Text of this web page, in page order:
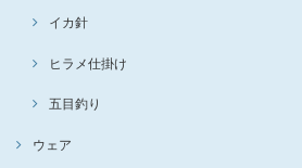
イカ針
ヒラメ仕掛け
五目釣り
ウェア